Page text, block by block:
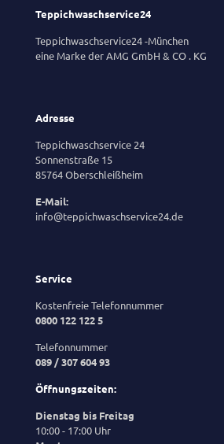
Teppichwaschservice24
Teppichwaschservice24 -München
eine Marke der AMG GmbH & CO . KG
Adresse
Teppichwaschservice 24
Sonnenstraße 15
85764 Oberschleißheim
E-Mail:
info@teppichwaschservice24.de
Service
Kostenfreie Telefonnummer
0800 122 122 5
Telefonnummer
089 / 307 604 93
Öffnungszeiten:
Dienstag bis Freitag
10:00 - 17:00 Uhr